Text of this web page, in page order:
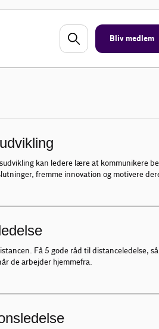
Bliv medlem
kan ledere lære at kommunikere
fremme innovation og motivere
Få 5 gode råd til distanceledelse,
de arbejder hjemmefra.